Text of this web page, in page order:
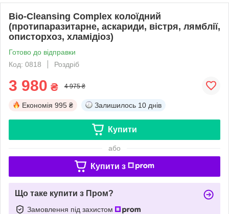
Bio-Cleansing Complex колоїдний
(протипаразитарне, аскариди, вістря, лямблії,
описторхоз, хламідіоз)
Готово до відправки
Код: 0818
Роздріб
3 980 ₴ 4 975 ₴
Економія 995 ₴ Залишилось 10 днів
Купити
або
Купити з
Що таке купити з Пром?
Замовлення під захистом